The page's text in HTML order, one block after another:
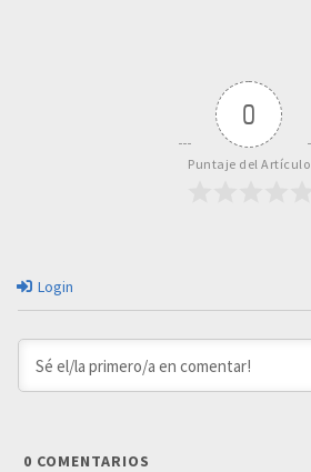
0
Puntaje del Artículo
Login
0 COMENTARIOS